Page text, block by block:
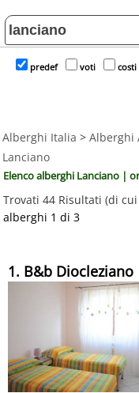
predef voti costi
Alberghi Italia > Alberghi
Lanciano
Elenco alberghi Lanciano |
Trovati 44 Risultati (di
alberghi 1 di 3
1. B&b Diocleziano